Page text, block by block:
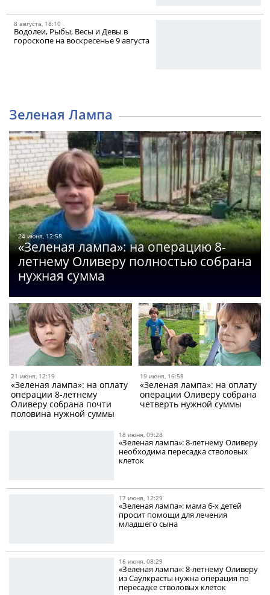
8 августа, 18:10
Водолеи, Рыбы, Весы и Девы в
гороскопе на воскресенье 9 августа
Зеленая Лампа
24 июня, 12:58
«Зеленая лампа»: на операцию 8-
летнему Оливеру полностью собрана
нужная сумма
21 июня, 12:19
«Зеленая лампа»: на оплату
операции 8-летнему
Оливеру собрана почти
половина нужной суммы
19 июня, 16:58
«Зеленая лампа»: на оплату
операции Оливеру собрана
четверть нужной суммы
18 июня, 09:28
«Зеленая лампа»: 8-летнему Оливеру
необходима пересадка стволовых
клеток
17 июня, 12:29
«Зеленая лампа»: мама 6-х детей
просит помощи для лечения
младшего сына
16 июня, 08:29
«Зеленая лампа»: 8-летнему Оливеру
из Саулкрасты нужна операция по
пересадке стволовых клеток